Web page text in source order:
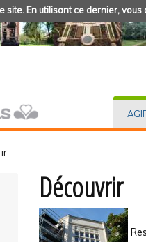
En utilisant ce dernier,
Découvrir